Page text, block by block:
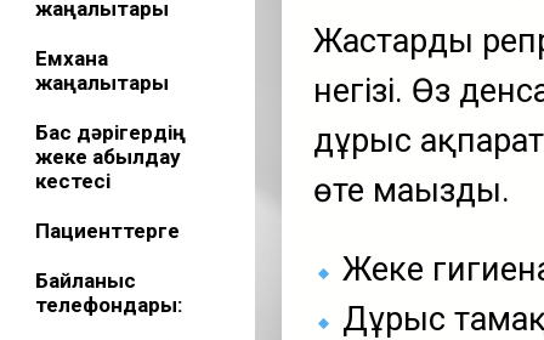
жаңалықтары
Емхана
жаңалықтары
Бас дәрігердің
жеке қабылдау
кестесі
Пациенттерге
Байланыс
телефондары:
Жастардың
негізі. Өз
дұрыс
өте маңызды.
Жеке
Дұрыс